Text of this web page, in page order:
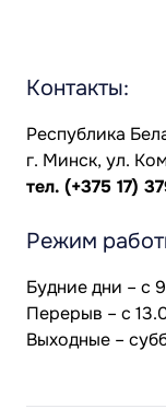
Контакты:
Республика
г. Минск, ул.
тел. (+375 17)
Режим
Будние дни – с
Перерыв – с
Выходные –